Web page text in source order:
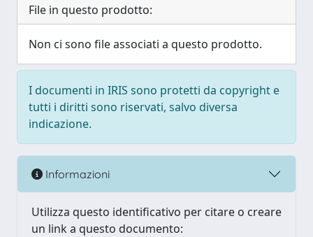
File in questo prodotto:
Non ci sono file associati a questo prodotto.
I documenti in IRIS sono protetti da copyright e
tutti i diritti sono riservati, salvo diversa
indicazione.
Informazioni
Utilizza questo identificativo per citare o creare
un link a questo documento: